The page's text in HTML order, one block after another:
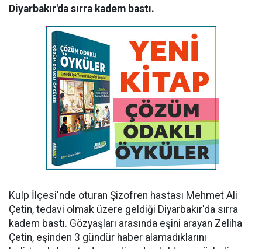
Diyarbakır'da sırra kadem bastı.
Kulp İlçesi'nde oturan Şizofren hastası Mehmet Ali
Çetin, tedavi olmak üzere geldiği Diyarbakır'da sırra
kadem bastı. Gözyaşları arasında eşini arayan Zeliha
Çetin, eşinden 3 gündür haber alamadıklarını